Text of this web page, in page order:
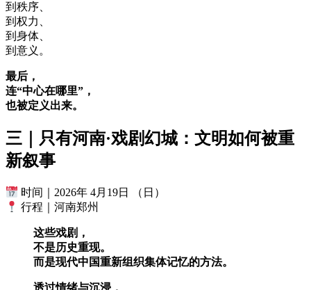
到秩序、
到权力、
到身体、
到意义。
最后，
连“中心在哪里”，
也被定义出来。
三｜只有河南·戏剧幻城：文明如何被重
新叙事
时间｜2026年 4月19日 （日）
行程｜河南郑州
这些戏剧，
不是历史重现。
而是现代中国重新组织集体记忆的方法。
透过情绪与沉浸，